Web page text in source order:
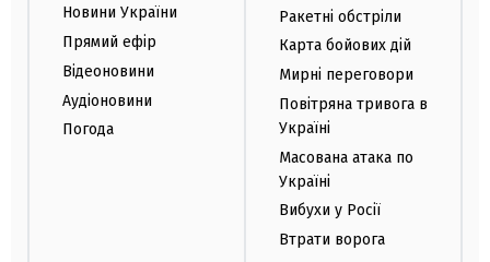
Новини України
Прямий ефір
Відеоновини
Аудіоновини
Погода
Ракетні обстріли
Карта бойових дій
Мирні переговори
Повітряна тривога в
Україні
Масована атака по
Україні
Вибухи у Росії
Втрати ворога